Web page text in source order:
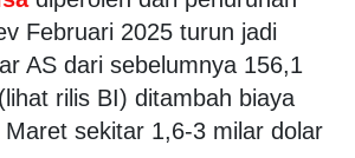
Februari 2025 turun jadi
AS dari sebelumnya 156,1
rilis BI) ditambah biaya
sekitar 1,6-3 milar dolar